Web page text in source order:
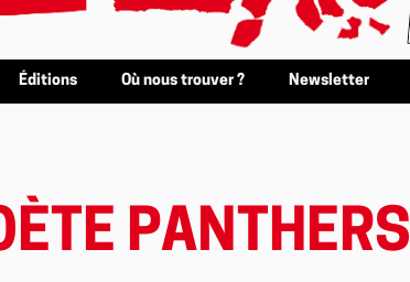
Éditions Où nous trouver ? Newsletter
PANTHERS